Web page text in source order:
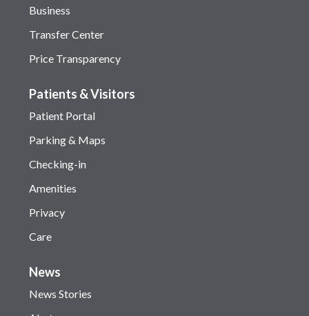
Business
Transfer Center
Price Transparency
Patients & Visitors
Patient Portal
Parking & Maps
Checking-in
Amenities
Privacy
Care
News
News Stories